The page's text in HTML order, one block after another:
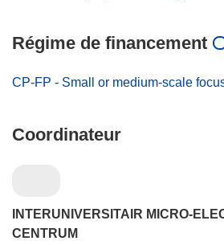
Régime de financement
CP-FP - Small or medium-scale
Coordinateur
INTERUNIVERSITAIR MICRO-
CENTRUM